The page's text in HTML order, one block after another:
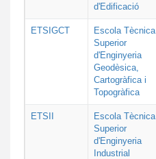
d'Edificació
ETSIGCT
Escola Tècnica
Superior
d'Enginyeria
Geodèsica,
Cartogràfica i
Topogràfica
ETSII
Escola Tècnica
Superior
d'Enginyeria
Industrial